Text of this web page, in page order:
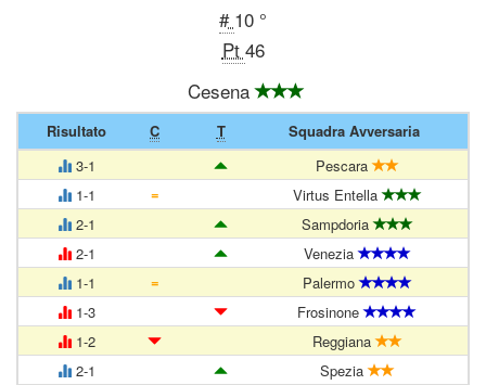
# 10 °
Pt 46
Cesena
Risultato C T
Squadra Avversaria
3-1
Pescara
1-1
=
Virtus Entella
2-1
Sampdoria
2-1
Venezia
1-1
=
Palermo
1-3
Frosinone
1-2
Reggiana
2-1
Spezia